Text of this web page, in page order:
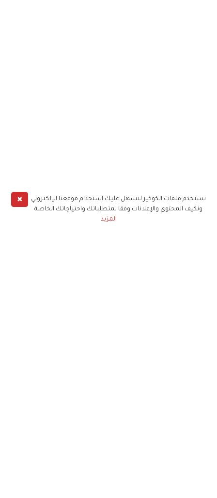
✖
نستخدم ملفات الكوكيز لنسهل عليك استخدام موقعنا الإلكتروني
ونكيف المحتوى والإعلانات وفقا لمتطلباتك واحتياجاتك الخاصة
المزيد